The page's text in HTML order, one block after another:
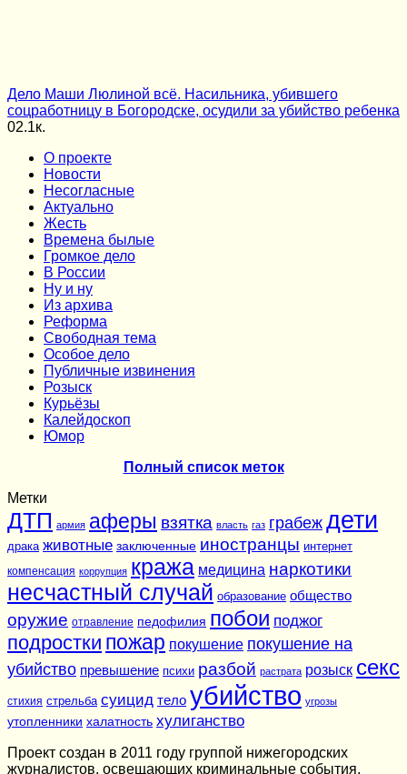
Дело Маши Люлиной всё. Насильника, убившего
соцработницу в Богородске, осудили за убийство ребенка
02.1к.
О проекте
Новости
Несогласные
Актуально
Жесть
Времена былые
Громкое дело
В России
Ну и ну
Из архива
Реформа
Cвободная тема
Особое дело
Публичные извинения
Розыск
Курьёзы
Калейдоскоп
Юмор
Полный список меток
Метки
ДТП армия аферы взятка власть газ грабеж дети
драка животные заключенные иностранцы интернет
компенсация коррупция кража медицина наркотики
несчастный случай образование общество
оружие отравление педофилия побои поджог
подростки пожар покушение покушение на
убийство превышение психи разбой растрата розыск секс
стихия стрельба суицид тело убийство угрозы
утопленники халатность хулиганство
Проект создан в 2011 году группой нижегородских
журналистов, освещающих криминальные события,